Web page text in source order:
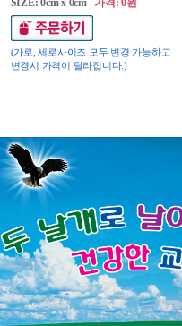
SIZE: 0cm x 0cm가격: 0원
(가로, 세로사이즈 모두 변경 가능하고
변경시 가격이 달라집니다.)